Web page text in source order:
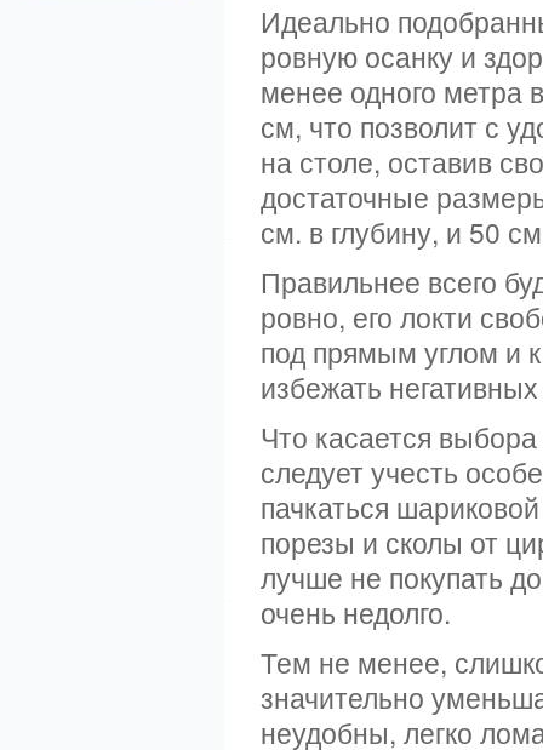
Идеально
ровную осанку и
менее одного метра
см, что позволит с
на столе, оставив
достаточные
см. в глубину, и 50
Правильнее всего
ровно, его локти
под прямым углом и
избежать
Что касается
следует учесть
пачкаться
порезы и сколы от
лучше не покупать
очень недолго.
Тем не менее,
значительно
неудобны, легко